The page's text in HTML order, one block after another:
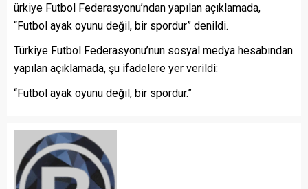
ürkiye Futbol Federasyonu’ndan yapılan açıklamada,
“Futbol ayak oyunu değil, bir spordur” denildi.
Türkiye Futbol Federasyonu’nun sosyal medya hesabından
yapılan açıklamada, şu ifadelere yer verildi:
“Futbol ayak oyunu değil, bir spordur.”